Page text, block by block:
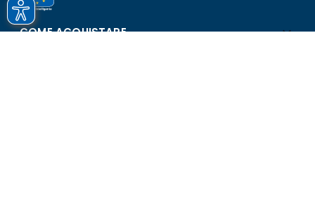
COME ACQUISTARE